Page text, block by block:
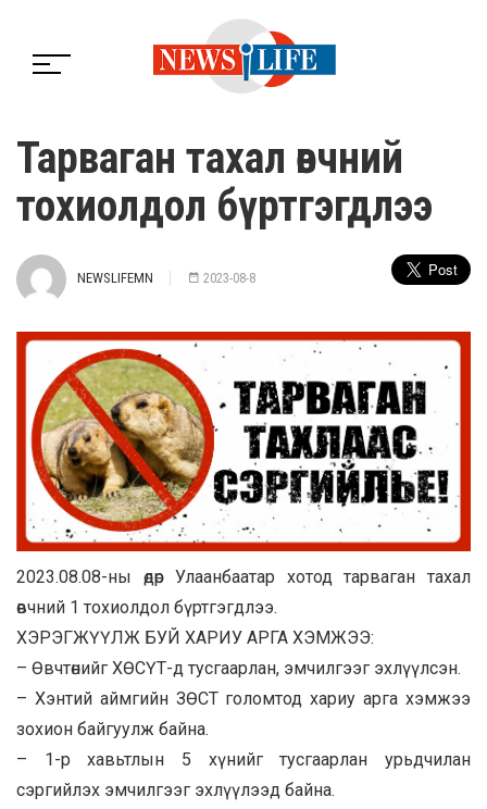
Тарваган тахал өвчний
тохиолдол бүртгэгдлээ
NEWSLIFEMN 2023-08-8
2023.08.08-ны өдөр Улаанбаатар хотод тарваган тахал
өвчний 1 тохиолдол бүртгэгдлээ.
ХЭРЭГЖҮҮЛЖ БУЙ ХАРИУ АРГА ХЭМЖЭЭ:
– Өвчтөнийг ХӨСҮТ-д тусгаарлан, эмчилгээг эхлүүлсэн.
– Хэнтий аймгийн ЗӨСТ голомтод хариу арга хэмжээ
зохион байгуулж байна.
– 1-р хавьтлын 5 хүнийг тусгаарлан урьдчилан
сэргийлэх эмчилгээг эхлүүлээд байна.